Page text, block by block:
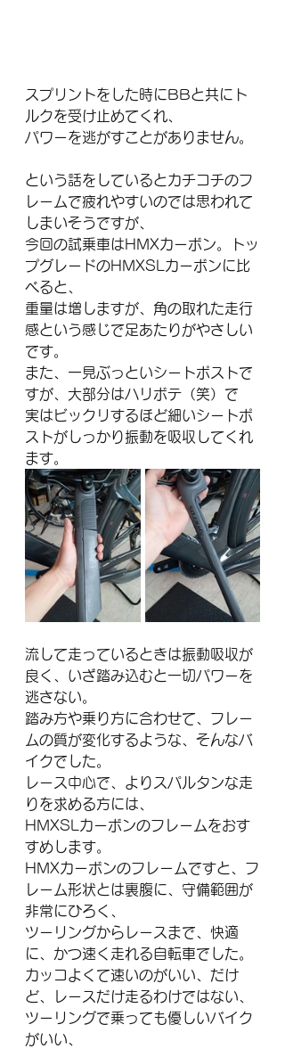
スプリントをした時にBBと共にト
ルクを受け止めてくれ、
パワーを逃がすことがありません。
という話をしているとカチコチのフ
レームで疲れやすいのでは思われて
しまいそうですが、
今回の試乗車はHMXカーボン。トッ
プグレードのHMXSLカーボンに比
べると、
重量は増しますが、角の取れた走行
感という感じで足あたりがやさしい
です。
また、一見ぶっといシートポストで
すが、大部分はハリボテ（笑）で
実はビックリするほど細いシートポ
ストがしっかり振動を吸収してくれ
ます。
流して走っているときは振動吸収が
良く、いざ踏み込むと一切パワーを
逃さない。
踏み方や乗り方に合わせて、フレー
ムの質が変化するような、そんなバ
イクでした。
レース中心で、よりスパルタンな走
りを求める方には、
HMXSLカーボンのフレームをおす
すめします。
HMXカーボンのフレームですと、フ
レーム形状とは裏腹に、守備範囲が
非常にひろく、
ツーリングからレースまで、快適
に、かつ速く走れる自転車でした。
カッコよくて速いのがいい、だけ
ど、レースだけ走るわけではない、
ツーリングで乗っても優しいバイク
がいい、